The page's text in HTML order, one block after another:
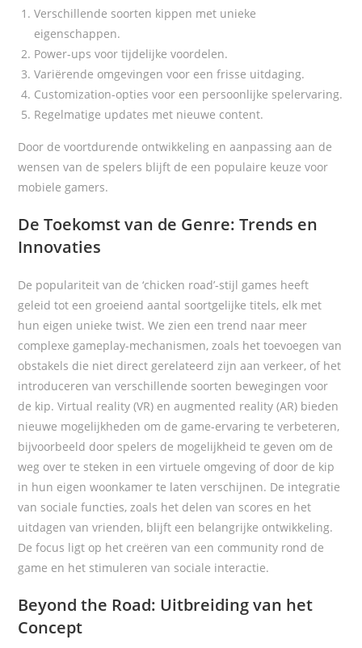
Verschillende soorten kippen met unieke
eigenschappen.
Power-ups voor tijdelijke voordelen.
Variërende omgevingen voor een frisse uitdaging.
Customization-opties voor een persoonlijke spelervaring.
Regelmatige updates met nieuwe content.
Door de voortdurende ontwikkeling en aanpassing aan de
wensen van de spelers blijft de een populaire keuze voor
mobiele gamers.
De Toekomst van de Genre: Trends en
Innovaties
De populariteit van de ‘chicken road’-stijl games heeft
geleid tot een groeiend aantal soortgelijke titels, elk met
hun eigen unieke twist. We zien een trend naar meer
complexe gameplay-mechanismen, zoals het toevoegen van
obstakels die niet direct gerelateerd zijn aan verkeer, of het
introduceren van verschillende soorten bewegingen voor
de kip. Virtual reality (VR) en augmented reality (AR) bieden
nieuwe mogelijkheden om de game-ervaring te verbeteren,
bijvoorbeeld door spelers de mogelijkheid te geven om de
weg over te steken in een virtuele omgeving of door de kip
in hun eigen woonkamer te laten verschijnen. De integratie
van sociale functies, zoals het delen van scores en het
uitdagen van vrienden, blijft een belangrijke ontwikkeling.
De focus ligt op het creëren van een community rond de
game en het stimuleren van sociale interactie.
Beyond the Road: Uitbreiding van het
Concept